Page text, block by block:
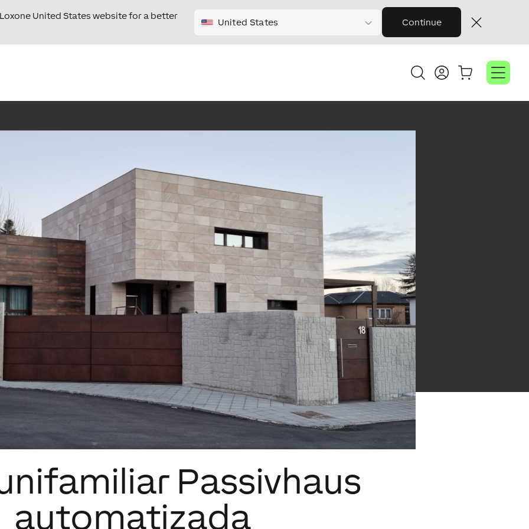
United States website for a better
United States Continue
Passivhaus
automatizada